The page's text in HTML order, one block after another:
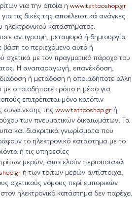
για την οποία η www.tattooshop.gr
τις δικές της αποκλειστικά ανάγκες
ηλεκτρονικού καταστήματος.
αντιγραφή, μεταφορά ή δημιουργία
το περιεχόμενο αυτό ή
σχετικά με τον πραγματικό πάροχο του
Η αναπαραγωγή, επανέκδοση,
ή μετάδοση ή οποιαδήποτε άλλη
με οποιοδήποτε τρόπο ή μέσο για
επιτρέπεται μόνο κατόπιν
της www.tattooshop.grή
των πνευματικών δικαιωμάτων. Τα
και διακριτικά γνωρίσματα που
το ηλεκτρονικό κατάστημα με το
ή τις υπηρεσίες
μερών, αποτελούν περιουσιακά
ή των τρίτων μερών αντίστοιχα,
σχετικούς νόμους περί εμπορικών
ηλεκτρονικό κατάστημα δεν παρέχει